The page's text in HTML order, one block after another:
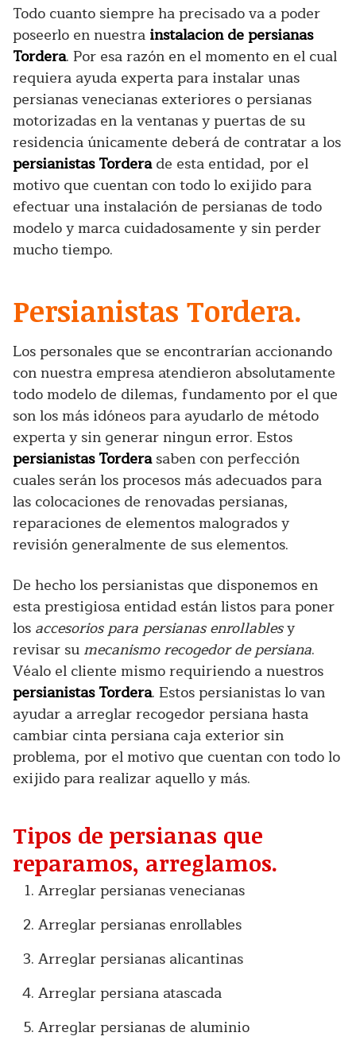
Todo cuanto siempre ha precisado va a poder
poseerlo en nuestra instalacion de persianas
Tordera. Por esa razón en el momento en el cual
requiera ayuda experta para instalar unas
persianas venecianas exteriores o persianas
motorizadas en la ventanas y puertas de su
residencia únicamente deberá de contratar a los
persianistas Torderade esta entidad, por el
motivo que cuentan con todo lo exijido para
efectuar una instalación de persianas de todo
modelo y marca cuidadosamente y sin perder
mucho tiempo.
Persianistas Tordera.
Los personales que se encontrarían accionando
con nuestra empresa atendieron absolutamente
todo modelo de dilemas, fundamento por el que
son los más idóneos para ayudarlo de método
experta y sin generar ningun error. Estos
persianistas Torderasaben con perfección
cuales serán los procesos más adecuados para
las colocaciones de renovadas persianas,
reparaciones de elementos malogrados y
revisión generalmente de sus elementos.
De hecho los persianistas que disponemos en
esta prestigiosa entidad están listos para poner
los accesorios para persianas enrollablesy
revisar su mecanismo recogedor de persiana.
Véalo el cliente mismo requiriendo a nuestros
persianistas Tordera. Estos persianistas lo van
ayudar a arreglar recogedor persiana hasta
cambiar cinta persiana caja exterior sin
problema, por el motivo que cuentan con todo lo
exijido para realizar aquello y más.
Tipos de persianas que
reparamos, arreglamos.
Arreglar persianas venecianas
Arreglar persianas enrollables
Arreglar persianas alicantinas
Arreglar persiana atascada
Arreglar persianas de aluminio